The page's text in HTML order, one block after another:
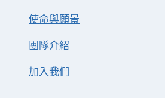
使命與願景
團隊介紹
加入我們